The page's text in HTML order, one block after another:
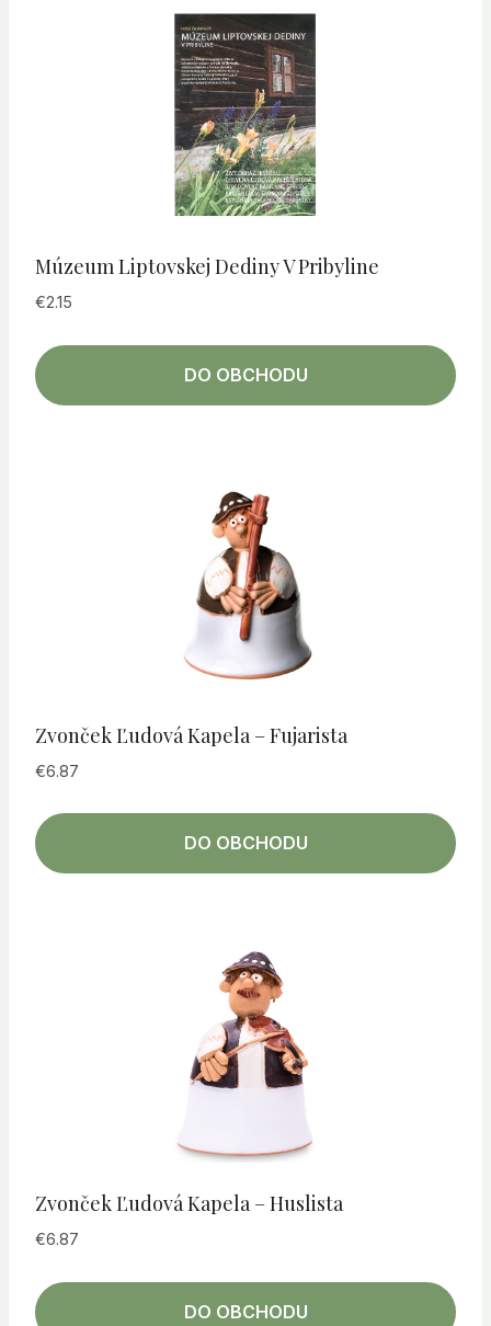
Múzeum Liptovskej Dediny V Pribyline
€2.15
DO OBCHODU
Zvonček Ľudová Kapela – Fujarista
€6.87
DO OBCHODU
Zvonček Ľudová Kapela – Huslista
€6.87
DO OBCHODU